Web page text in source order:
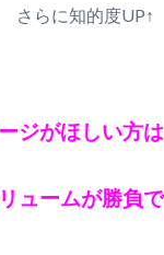
さらに知的度UP↑
ジがほしい方は
ュームが勝負